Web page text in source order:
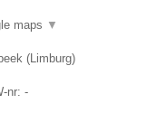
maps ▼
(Limburg)
nr: -